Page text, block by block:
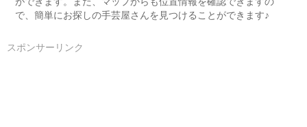
で、簡単にお探しの手芸屋さんを見つけることができます♪
スポンサーリンク